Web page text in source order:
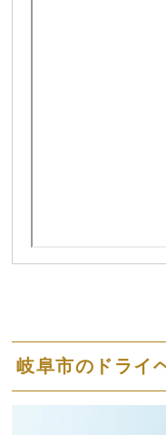
岐阜市のドライ